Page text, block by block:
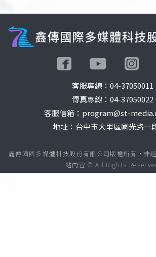
客服專線： 04-37050011
傳真專線：04-37050022
客服信箱：program@st-
地址：台中市大里區國光路一
鑫傳國際多媒體科技股份有限公司版權所有，非
站內容 © All Rights